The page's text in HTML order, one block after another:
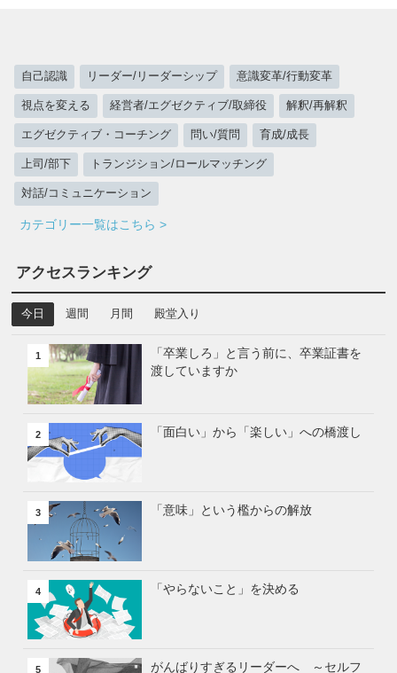
自己認識 リーダー/リーダーシップ 意識変革/行動変革
視点を変える 経営者/エグゼクティブ/取締役 解釈/再解釈
エグゼクティブ・コーチング 問い/質問 育成/成長
上司/部下 トランジション/ロールマッチング
対話/コミュニケーション
カテゴリー一覧はこちら >
アクセスランキング
今日 週間 月間 殿堂入り
1
「卒業しろ」と言う前に、卒業証書を
渡していますか
2 「面白い」から「楽しい」への橋渡し
3 「意味」という檻からの解放
4 「やらないこと」を決める
5
がんばりすぎるリーダーへ ～セルフ